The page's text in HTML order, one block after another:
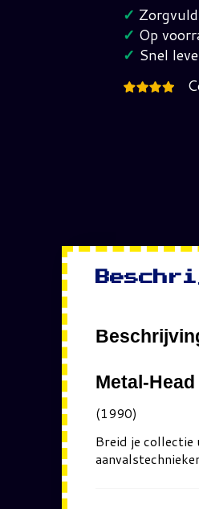
(V1)
G.I.
Joe
✓
✓ Op
✓ Snel
Metal-
(1990)
Breid je collectie